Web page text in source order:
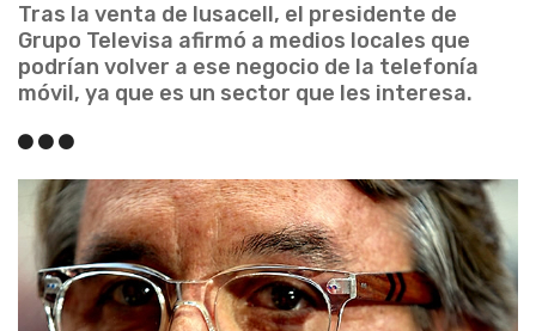
Tras la venta de Iusacell, el presidente de
Grupo Televisa afirmó a medios locales que
podrían volver a ese negocio de la telefonía
móvil, ya que es un sector que les interesa.